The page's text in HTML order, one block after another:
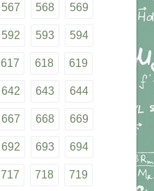
567 568 569
592 593 594
617 618 619
642 643 644
667 668 669
692 693 694
717 718 719